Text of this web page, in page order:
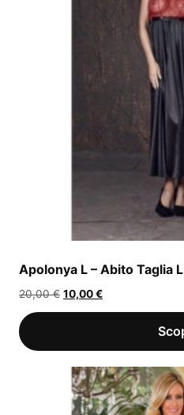
Apolonya L – Abito Taglia L
20,00€ Il
prezzo
10,00€Il
prezzo